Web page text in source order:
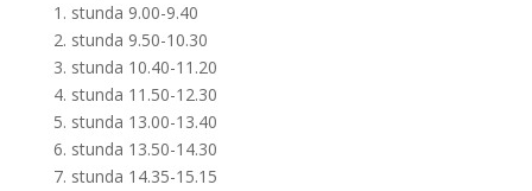
1. stunda 9.00-9.40
2. stunda 9.50-10.30
3. stunda 10.40-11.20
4. stunda 11.50-12.30
5. stunda 13.00-13.40
6. stunda 13.50-14.30
7. stunda 14.35-15.15